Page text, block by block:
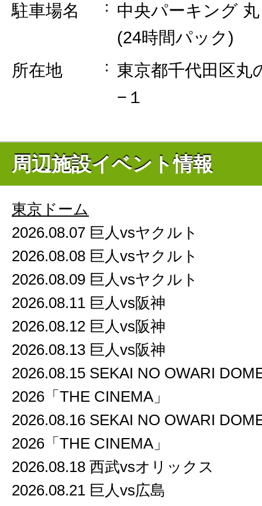
駐車場名
中央パーキング
(24時間パック)
所在地
東京都千代田区丸
−１
周辺施設イベント情報
東京ドーム
2026.08.07 巨人vsヤクルト
2026.08.08 巨人vsヤクルト
2026.08.09 巨人vsヤクルト
2026.08.11 巨人vs阪神
2026.08.12 巨人vs阪神
2026.08.13 巨人vs阪神
2026.08.15 SEKAI NO OWARI
2026「THE CINEMA」
2026.08.16 SEKAI NO OWARI
2026「THE CINEMA」
2026.08.18 西武vsオリックス
2026.08.21 巨人vs広島